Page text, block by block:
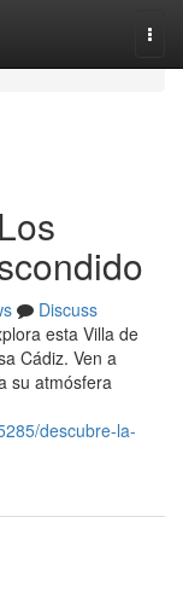
Discuss
esta Villa de
Cádiz. Ven a
su atmósfera
descubre-la-